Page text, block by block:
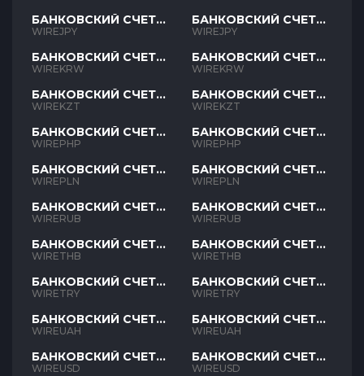
БАНКОВСКИЙ СЧЕТ
JPY
WIREJPY
БАНКОВСКИЙ СЧЕТ
KRW
WIREKRW
БАНКОВСКИЙ СЧЕТ
KZT
WIREKZT
БАНКОВСКИЙ СЧЕТ
PHP
WIREPHP
БАНКОВСКИЙ СЧЕТ
PLN
WIREPLN
БАНКОВСКИЙ СЧЕТ
RUB
WIRERUB
БАНКОВСКИЙ СЧЕТ
THB
WIRETHB
БАНКОВСКИЙ СЧЕТ
TRY
WIRETRY
БАНКОВСКИЙ СЧЕТ
UAH
WIREUAH
БАНКОВСКИЙ СЧЕТ
USD
WIREUSD
БАНКОВСКИЙ СЧЕТ
JPY
WIREJPY
БАНКОВСКИЙ СЧЕТ
KRW
WIREKRW
БАНКОВСКИЙ СЧЕТ
KZT
WIREKZT
БАНКОВСКИЙ СЧЕТ
PHP
WIREPHP
БАНКОВСКИЙ СЧЕТ
PLN
WIREPLN
БАНКОВСКИЙ СЧЕТ
RUB
WIRERUB
БАНКОВСКИЙ СЧЕТ
THB
WIRETHB
БАНКОВСКИЙ СЧЕТ
TRY
WIRETRY
БАНКОВСКИЙ СЧЕТ
UAH
WIREUAH
БАНКОВСКИЙ СЧЕТ
USD
WIREUSD